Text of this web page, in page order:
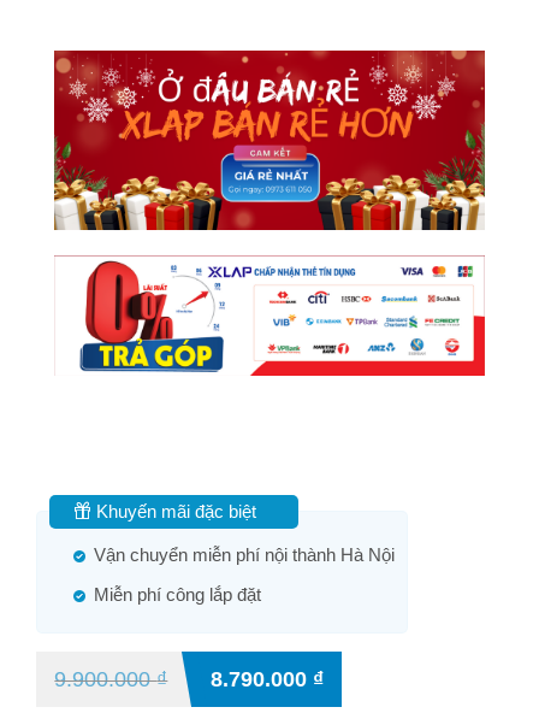
Khuyến mãi đặc biệt
Vận chuyển miễn phí nội thành Hà Nội
Miễn phí công lắp đặt
9.900.000₫ 8.790.000 ₫